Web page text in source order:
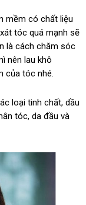
mềm có chất liệu
tóc quá mạnh sẽ
là cách chăm sóc
nên lau khô
của tóc nhé.
loại tinh chất, dầu
tóc, da đầu và